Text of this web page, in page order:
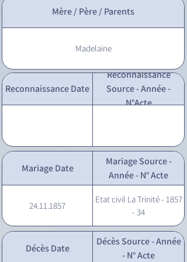
Mère / Père / Parents
Madelaine
Reconnaissance Date
Reconnaissance
Source - Année -
N°Acte
Mariage Date
Mariage Source -
Année - N° Acte
24.11.1857
Etat civil La Trinité - 1857
- 34
Décès Date
Décès Source - Année
- N° Acte